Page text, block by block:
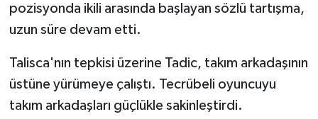
pozisyonda ikili arasında başlayan sözlü tartışma,
uzun süre devam etti.
Talisca'nın tepkisi üzerine Tadic, takım arkadaşının
üstüne yürümeye çalıştı. Tecrübeli oyuncuyu
takım arkadaşları güçlükle sakinleştirdi.